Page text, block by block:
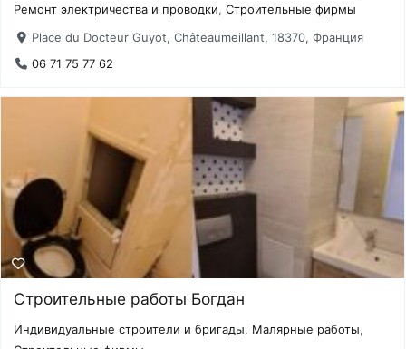
Ремонт электричества и проводки,Строительные фирмы
Place du Docteur Guyot, Châteaumeillant, 18370, Франция
06 71 75 77 62
Строительные работы Богдан
Индивидуальные строители и бригады, Малярные работы,